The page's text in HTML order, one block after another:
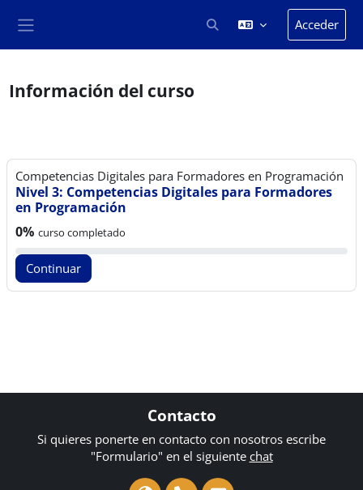
Selector de búsqueda de
Acceder
Información del curso
Competencias Digitales para Formadores en Programación
Nivel 3: Competencias Digitales para Formadores
en Programación
Progreso del curso:
0% curso completado
Continuar
Contacto
Si quieres ponerte en contacto con nosotros escribe
"Formulario" en el siguiente chat